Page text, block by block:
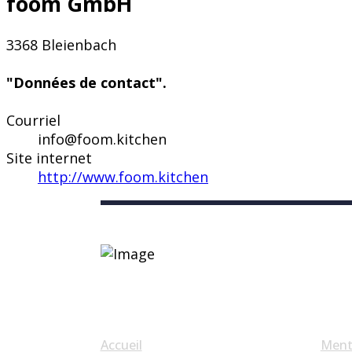
3368 Bleienbach
"Données de contact".
Courriel
info@foom.kitchen
Site internet
http://www.foom.kitchen
Accueil